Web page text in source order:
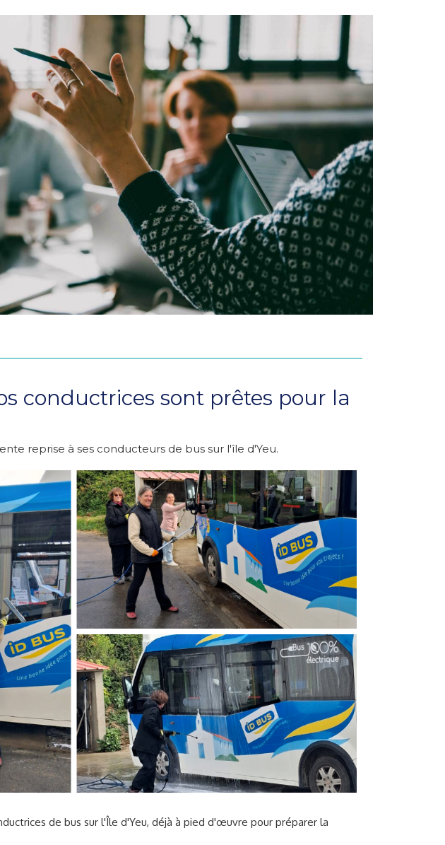
conductrices sont prêtes pour la
reprise à ses conducteurs de bus sur l'île d'Yeu.
de bus sur l'Île d'Yeu, déjà à pied d'œuvre pour préparer la